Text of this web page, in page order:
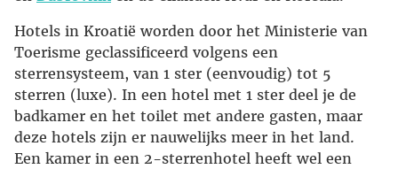
Hotels in Kroatië worden door het Ministerie van
Toerisme geclassificeerd volgens een
sterrensysteem, van 1 ster (eenvoudig) tot 5
sterren (luxe). In een hotel met 1 ster deel je de
badkamer en het toilet met andere gasten, maar
deze hotels zijn er nauwelijks meer in het land.
Een kamer in een 2-sterrenhotel heeft wel een